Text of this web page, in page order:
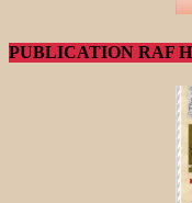
PUBLICATION RAF